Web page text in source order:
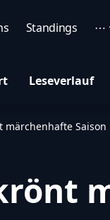
Standings ⋯
Leseverlauf
märchenhafte